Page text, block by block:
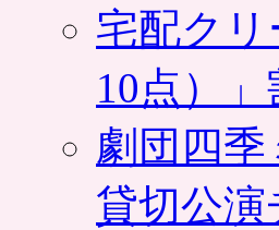
宅配ク
10点）
劇団四
貸切公